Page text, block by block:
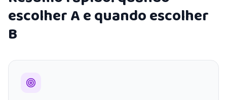
escolher A e quando escolher
B